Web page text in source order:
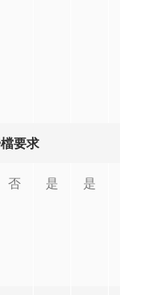
要求
否 是 是